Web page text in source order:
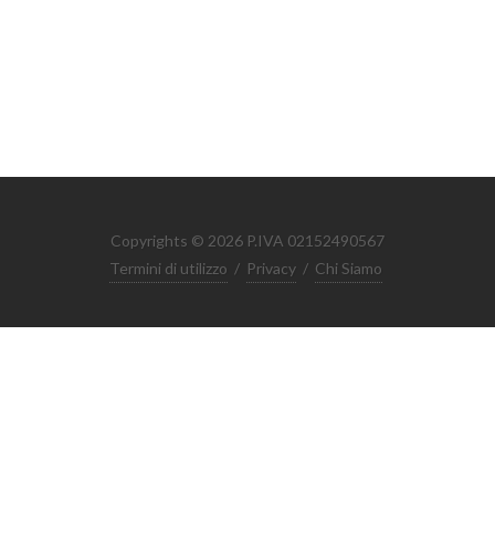
Copyrights © 2026 P.IVA 02152490567
Termini di utilizzo / Privacy / Chi Siamo